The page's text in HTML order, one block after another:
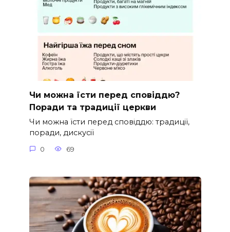
Чи можна їсти перед сповіддю?
Поради та традиції церкви
Чи можна їсти перед сповіддю: традиції,
поради, дискусії
0 69